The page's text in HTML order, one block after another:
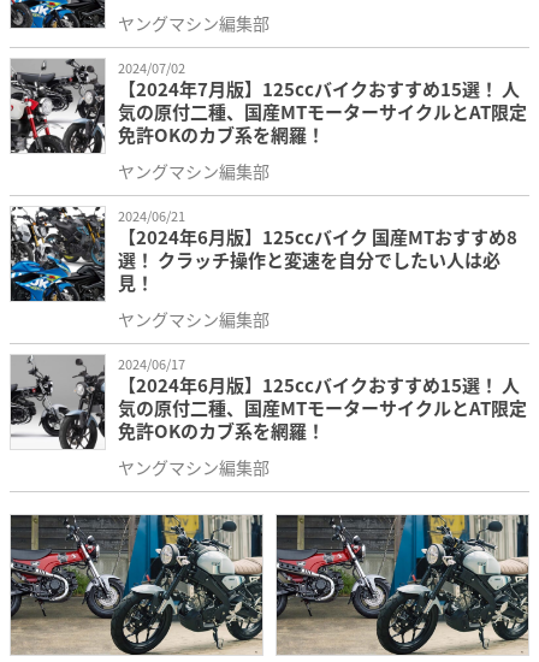
ヤングマシン編集部
2024/07/02
【2024年7月版】125ccバイクおすすめ15選！ 人
気の原付二種、国産MTモーターサイクルとAT限定
免許OKのカブ系を網羅！
ヤングマシン編集部
2024/06/21
【2024年6月版】125ccバイク 国産MTおすすめ8
選！ クラッチ操作と変速を自分でしたい人は必
見！
ヤングマシン編集部
2024/06/17
【2024年6月版】125ccバイクおすすめ15選！ 人
気の原付二種、国産MTモーターサイクルとAT限定
免許OKのカブ系を網羅！
ヤングマシン編集部